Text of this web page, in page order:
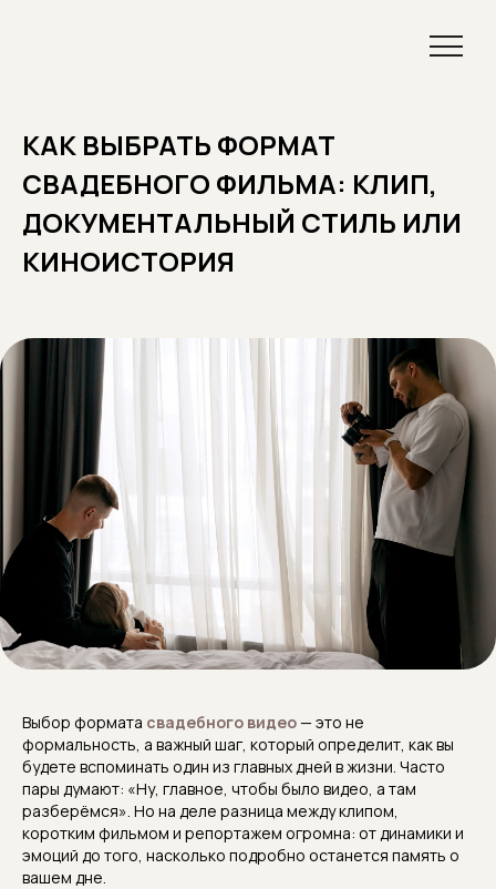
КАК ВЫБРАТЬ ФОРМАТ
СВАДЕБНОГО ФИЛЬМА: КЛИП,
ДОКУМЕНТАЛЬНЫЙ СТИЛЬ ИЛИ
КИНОИСТОРИЯ
Выбор формата свадебного видео— это не
формальность, а важный шаг, который определит, как вы
будете вспоминать один из главных дней в жизни. Часто
пары думают: «Ну, главное, чтобы было видео, а там
разберёмся». Но на деле разница между клипом,
коротким фильмом и репортажем огромна: от динамики и
эмоций до того, насколько подробно останется память о
вашем дне.